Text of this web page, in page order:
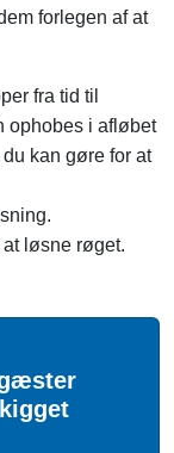
forlegen af ​​at
fra tid til
ophobes i afløbet
kan gøre for at
løsne røget.